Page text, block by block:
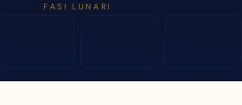
FASI LUNARI